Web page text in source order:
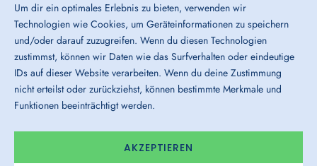
Um dir ein optimales Erlebnis zu bieten, verwenden wir
Technologien wie Cookies, um Geräteinformationen zu speichern
und/oder darauf zuzugreifen. Wenn du diesen Technologien
zustimmst, können wir Daten wie das Surfverhalten oder eindeutige
IDs auf dieser Website verarbeiten. Wenn du deine Zustimmung
nicht erteilst oder zurückziehst, können bestimmte Merkmale und
Funktionen beeinträchtigt werden.
AKZEPTIEREN
ImpressumDatenschutzAGB CookiesHinweisgeber-System
Gender-HinweisVerhaltenskodexBarrierefreiheit